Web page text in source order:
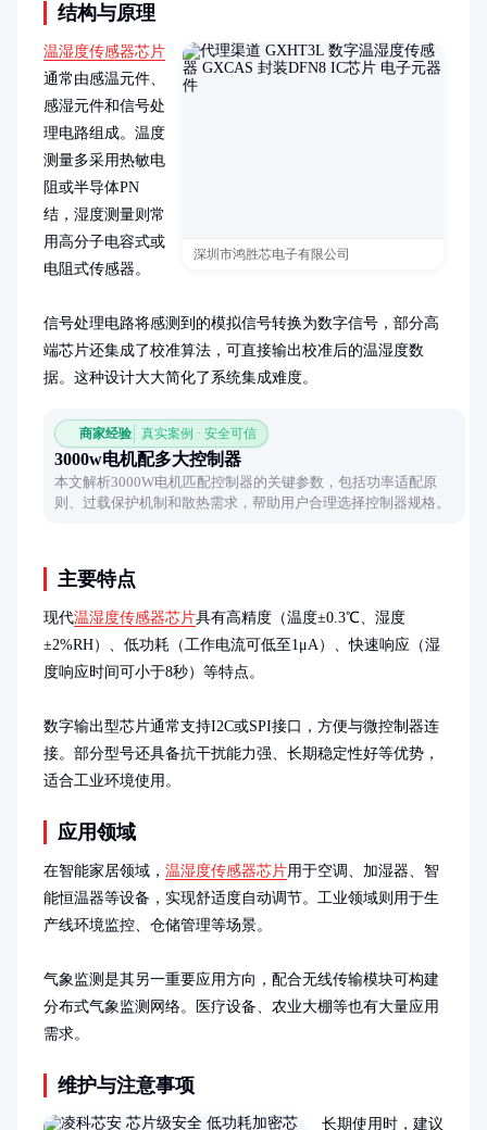
结构与原理
深圳市鸿胜芯电子有限公司
温湿度传感器芯片
通常由感温元件、
感湿元件和信号处
理电路组成。温度
测量多采用热敏电
阻或半导体PN
结，湿度测量则常
用高分子电容式或
电阻式传感器。
信号处理电路将感测到的模拟信号转换为数字信号，部分高
端芯片还集成了校准算法，可直接输出校准后的温湿度数
据。这种设计大大简化了系统集成难度。
商家经验 真实案例 · 安全可信
3000w电机配多大控制器
本文解析3000W电机匹配控制器的关键参数，包括功率适配原
则、过载保护机制和散热需求，帮助用户合理选择控制器规格。
主要特点
现代温湿度传感器芯片具有高精度（温度±0.3℃、湿度
±2%RH）、低功耗（工作电流可低至1μA）、快速响应（湿
度响应时间可小于8秒）等特点。
数字输出型芯片通常支持I2C或SPI接口，方便与微控制器连
接。部分型号还具备抗干扰能力强、长期稳定性好等优势，
适合工业环境使用。
应用领域
在智能家居领域， 温湿度传感器芯片用于空调、加湿器、智
能恒温器等设备，实现舒适度自动调节。工业领域则用于生
产线环境监控、仓储管理等场景。
气象监测是其另一重要应用方向，配合无线传输模块可构建
分布式气象监测网络。医疗设备、农业大棚等也有大量应用
需求。
维护与注意事项
长期使用时，建议